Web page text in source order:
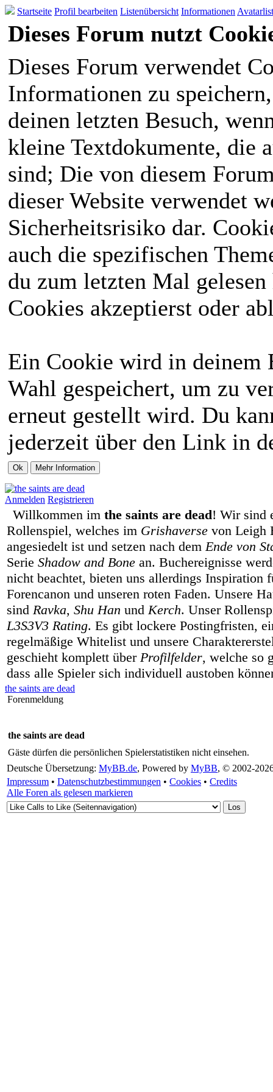
Startseite Profil bearbeiten Listenübersicht Informationen
Dieses Forum nutzt
Dieses Forum verwendet
Informationen zu
deinen letzten Besuch,
kleine Textdokumente, die
sind; Die von diesem
dieser Website verwendet
Sicherheitsrisiko dar.
auch die spezifischen
du zum letzten Mal
Cookies akzeptierst oder
Ein Cookie wird in deinem
Wahl gespeichert, um zu
erneut gestellt wird. Du
jederzeit über den Link in
Anmelden Registrieren
Willkommen im the saints are dead! Wir sind
Rollenspiel, welches im Grishaverse von Leigh
angesiedelt ist und setzen nach demEnde von
Serie Shadow and Bone an. Buchereignisse
nicht beachtet, bieten uns allerdings Inspiration
Forencanon und unseren roten Faden. Unsere
sind Ravka, Shu Han undKerch. Unser
L3S3V3 Rating. Es gibt lockere Postingfristen,
regelmäßige Whitelist und unsere
geschieht komplett über Profilfelder, welche so
dass alle Spieler sich individuell austoben
the saints are dead
Forenmeldung
the saints are dead
Gäste dürfen die persönlichen Spielerstatistiken nicht einsehen.
Deutsche Übersetzung: MyBB.de, Powered by MyBB, © 2002-
Impressum • Datenschutzbestimmungen • Cookies • Credits
Alle Foren als gelesen markieren